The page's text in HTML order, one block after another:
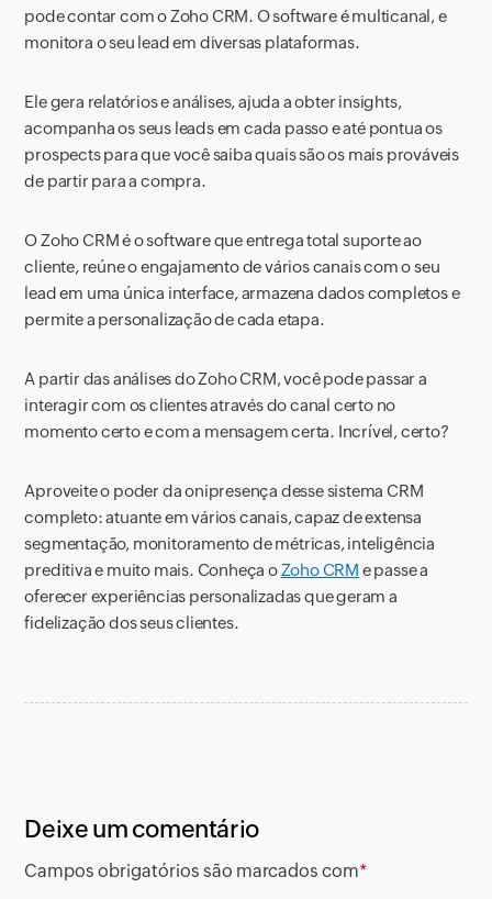
pode contar com o Zoho CRM. O software é multicanal, e
monitora o seu lead em diversas plataformas.
Ele gera relatórios e análises, ajuda a obter insights,
acompanha os seus leads em cada passo e até pontua os
prospects para que você saiba quais são os mais prováveis
de partir para a compra.
O Zoho CRM é o software que entrega total suporte ao
cliente, reúne o engajamento de vários canais com o seu
lead em uma única interface, armazena dados completos e
permite a personalização de cada etapa.
A partir das análises do Zoho CRM, você pode passar a
interagir com os clientes através do canal certo no
momento certo e com a mensagem certa. Incrível, certo?
Aproveite o poder da onipresença desse sistema CRM
completo: atuante em vários canais, capaz de extensa
segmentação, monitoramento de métricas, inteligência
preditiva e muito mais. Conheça o Zoho CRM e passe a
oferecer experiências personalizadas que geram a
fidelização dos seus clientes.
Deixe um comentário
Campos obrigatórios são marcados com*